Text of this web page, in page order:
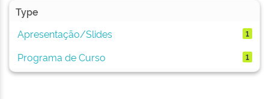
Type
Apresentação/Slides
1
Programa de Curso 1